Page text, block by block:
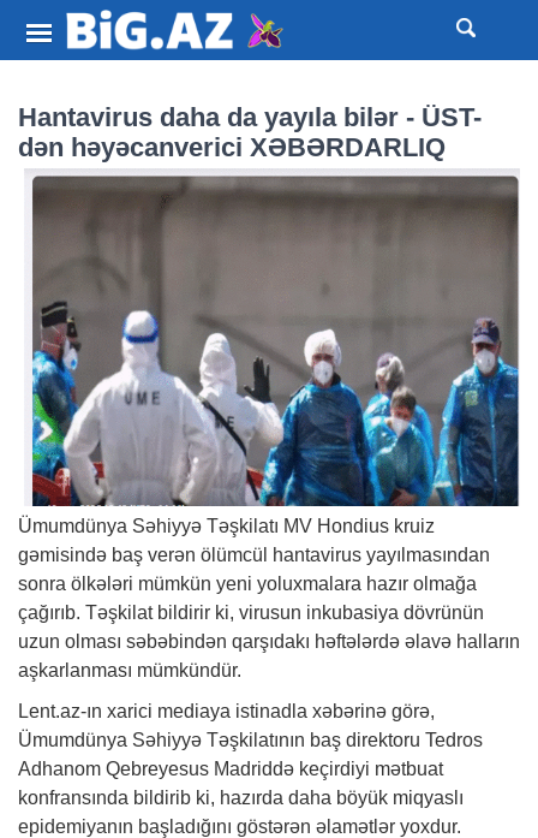
Hantavirus daha da yayıla bilər - ÜST-
dən həyəcanverici XƏBƏRDARLIQ
Ümumdünya Səhiyyə Təşkilatı MV Hondius kruiz
gəmisində baş verən ölümcül hantavirus yayılmasından
sonra ölkələri mümkün yeni yoluxmalara hazır olmağa
çağırıb. Təşkilat bildirir ki, virusun inkubasiya dövrünün
uzun olması səbəbindən qarşıdakı həftələrdə əlavə halların
aşkarlanması mümkündür.
Lent.az-ın xarici mediaya istinadla xəbərinə görə,
Ümumdünya Səhiyyə Təşkilatının baş direktoru Tedros
Adhanom Qebreyesus Madriddə keçirdiyi mətbuat
konfransında bildirib ki, hazırda daha böyük miqyaslı
epidemiyanın başladığını göstərən əlamətlər yoxdur.